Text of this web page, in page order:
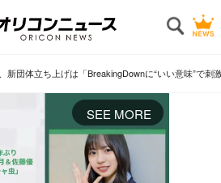
新団体立ち上げは「BreakingDownに“いい意味”で刺
SEE MORE